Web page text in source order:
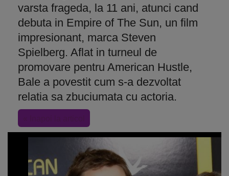
varsta frageda, la 11 ani, atunci cand
debuta in Empire of The Sun, un film
impresionant, marca Steven
Spielberg. Aflat in turneul de
promovare pentru American Hustle,
Bale a povestit cum s-a dezvoltat
relatia sa zbuciumata cu actoria.